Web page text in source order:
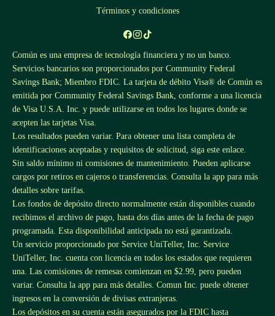
Términos y condiciones
Común es una empresa de tecnología financiera y no un banco.
Servicios bancarios son proporcionados por Community Federal
Savings Bank; Miembro FDIC. La tarjeta de débito Visa® de Común es
emitida por Community Federal Savings Bank, conforme a una licencia
de Visa U.S.A. Inc. y puede utilizarse en todos los lugares donde se
acepten las tarjetas Visa.
Los resultados pueden variar. Para obtener una lista completa de
identificaciones aceptadas y requisitos de solicitud, siga este enlace.
Sin saldo mínimo ni comisiones de mantenimiento. Pueden aplicarse
cargos por retiros en cajeros o transferencias. Consulta la app para más
detalles sobre tarifas.
Los fondos de depósito directo normalmente están disponibles cuando
recibimos el archivo de pago, hasta dos días antes de la fecha de pago
programada. Esta disponibilidad anticipada no está garantizada.
Un servicio proporcionado por Service UniTeller, Inc. Service
UniTeller, Inc. cuenta con licencia en todos los estados que requieren
una. Las comisiones de remesas comienzan en $2.99, pero pueden
variar. Consulta la app para más detalles. Comun Inc. puede obtener
ingresos en la conversión de divisas extranjeras.
Los depósitos en su cuenta están asegurados por la FDIC hasta